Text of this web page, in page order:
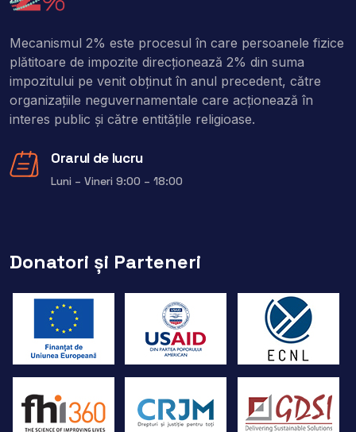
Mecanismul 2% este procesul în care persoanele fizice
plătitoare de impozite direcţionează 2% din suma
impozitului pe venit obţinut în anul precedent, către
organizaţiile neguvernamentale care acţionează în
interes public şi către entitățile religioase.
Orarul de lucru
Luni – Vineri 9:00 – 18:00
Donatori și Parteneri